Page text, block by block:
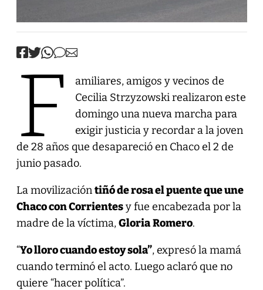
F
amiliares, amigos y vecinos de
Cecilia Strzyzowski realizaron este
domingo una nueva marcha para
exigir justicia y recordar a la joven
de 28 años que desapareció en Chaco el 2 de
junio pasado.
La movilizacióntiñó de rosa el puente que une
Chaco con Corrientesy fue encabezada por la
madre de la víctima,Gloria Romero.
“Yo lloro cuando estoy sola”, expresó la mamá
cuando terminó el acto. Luego aclaró que no
quiere “hacer política”.